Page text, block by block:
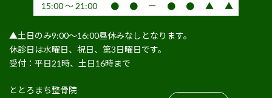
15:00 〜 21:00
● ● ー ● ● ▲ ▲
▲土日のみ9:00〜16:00昼休みなしとなります。
休診日は水曜日、祝日、第3日曜日です。
受付：平日21時、土日16時まで
ととろまち整骨院